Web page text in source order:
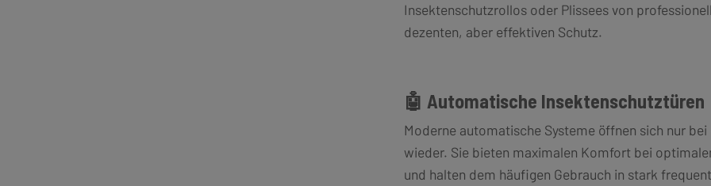
Insektenschutzrollos oder Plissees von
dezenten, aber effektiven Schutz.
🤖 Automatische Insektenschutztüren
Moderne automatische Systeme öffnen sich nur
wieder. Sie bieten maximalen Komfort bei
und halten dem häufigen Gebrauch in stark